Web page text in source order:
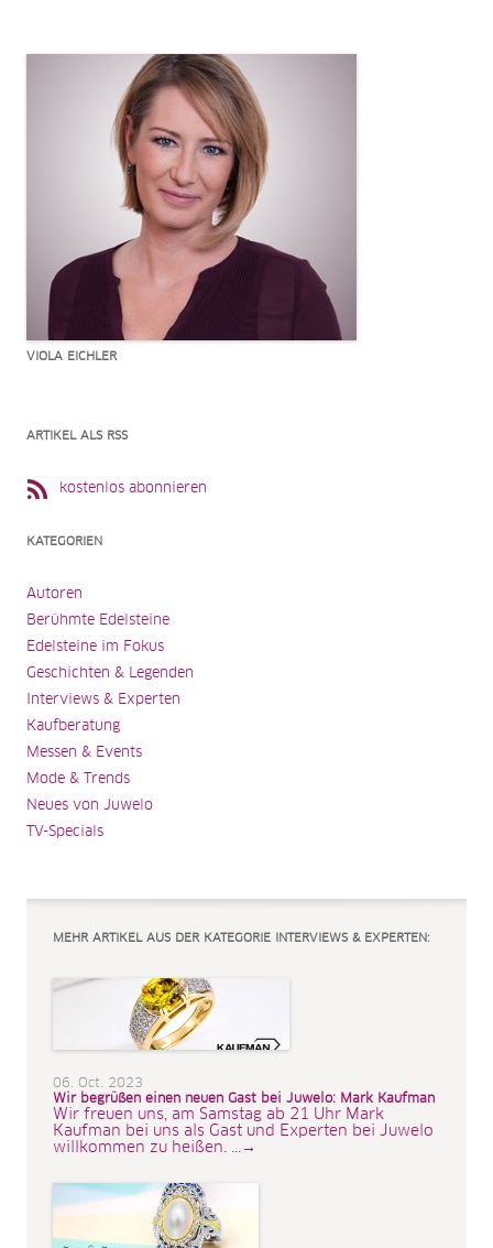
VIOLA EICHLER
ARTIKEL ALS RSS
kostenlos abonnieren
KATEGORIEN
Autoren
Berühmte Edelsteine
Edelsteine im Fokus
Geschichten & Legenden
Interviews & Experten
Kaufberatung
Messen & Events
Mode & Trends
Neues von Juwelo
TV-Specials
MEHR ARTIKEL AUS DER KATEGORIE INTERVIEWS & EXPERTEN:
06. Oct. 2023
Wir begrüßen einen neuen Gast bei Juwelo: Mark Kaufman
Wir freuen uns, am Samstag ab 21 Uhr Mark
Kaufman bei uns als Gast und Experten bei Juwelo
willkommen zu heißen. ...→